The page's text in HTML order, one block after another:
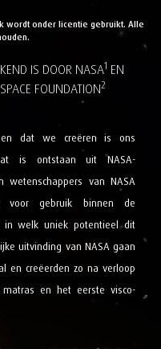
wordt onder licentie gebruikt. Alle
IS DOOR NASA1 EN
FOUNDATION2
dat we creëren is ons
is ontstaan uit NASA-
wetenschappers van NASA
gebruik binnen de
in welk uniek potentieel dit
uitvinding van NASA gaan
en creëerden zo na verloop
en het eerste visco-